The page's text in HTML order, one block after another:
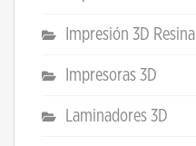
Impresión 3D Resina
Impresoras 3D
Laminadores 3D